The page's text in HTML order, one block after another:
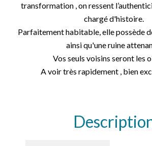
transformation , on ressent
chargé d'histoire.
Parfaitement habitable, elle possède
ainsi qu'une ruine
Vos seuls voisins seront les
A voir très rapidement , bien